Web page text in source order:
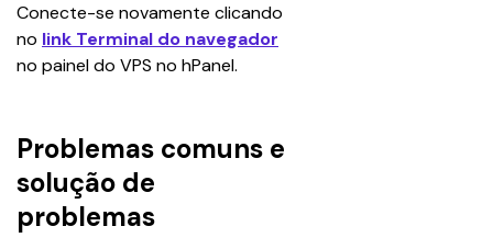
Conecte-se novamente clicando
no link Terminal do navegador
no painel do VPS no hPanel.
Problemas comuns e
solução de
problemas